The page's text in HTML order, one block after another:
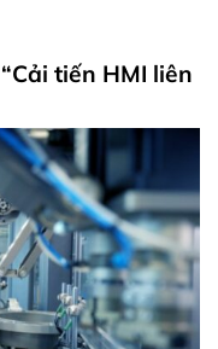
tiến HMI liên